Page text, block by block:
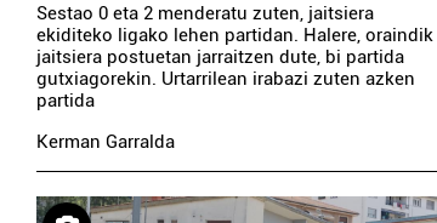
Sestao 0 eta 2 menderatu zuten, jaitsiera
ekiditeko ligako lehen partidan. Halere, oraindik
jaitsiera postuetan jarraitzen dute, bi partida
gutxiagorekin. Urtarrilean irabazi zuten azken
partida
Kerman Garralda